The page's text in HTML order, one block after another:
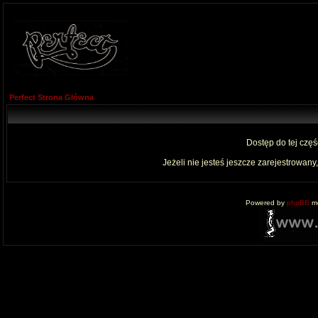
Perfect Strona Główna
Dostęp do tej
Jeżeli nie jesteś jeszcze
Powered by phpBB